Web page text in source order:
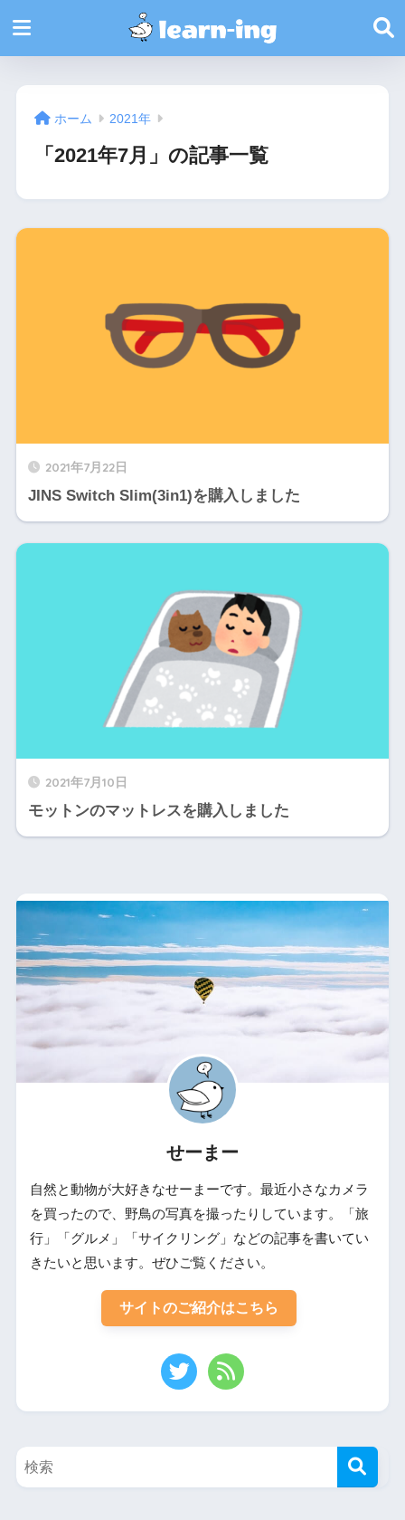
ホーム 2021年
「2021年7月」の記事一覧
2021年7月22日
JINS Switch Slim(3in1)を購入しました
2021年7月10日
モットンのマットレスを購入しました
せーまー
自然と動物が大好きなせーまーです。最近小さなカメラ
を買ったので、野鳥の写真を撮ったりしています。「旅
行」「グルメ」「サイクリング」などの記事を書いてい
きたいと思います。ぜひご覧ください。
サイトのご紹介はこちら